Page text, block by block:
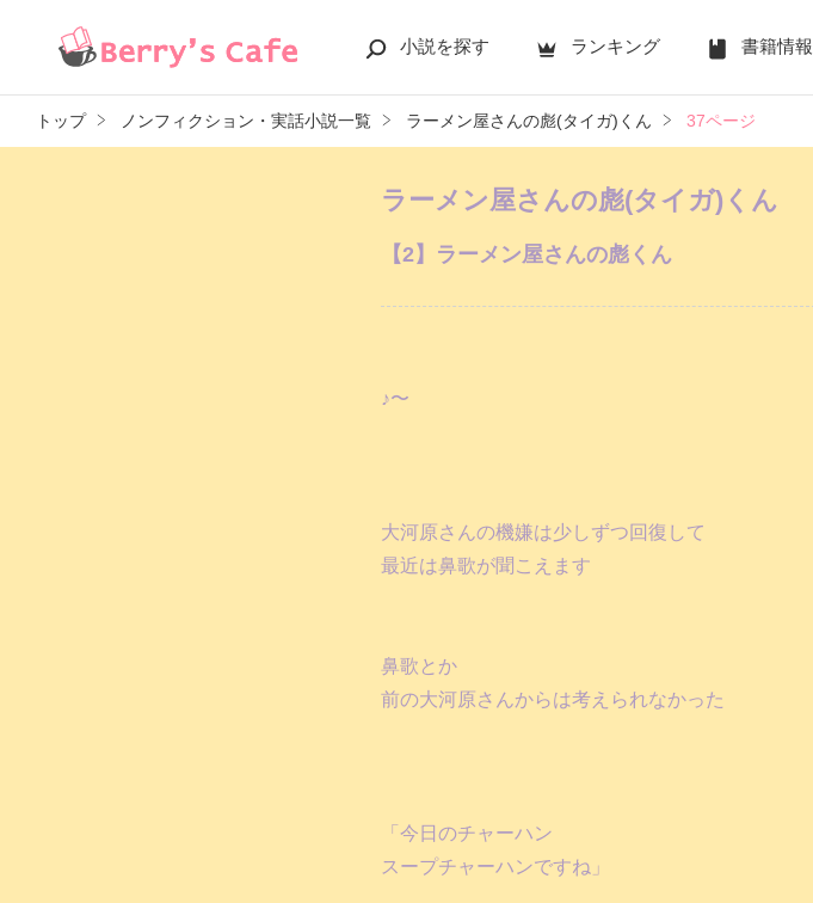
小説を探す ランキング 書籍情報
トップ ノンフィクション・実話小説一覧 ラーメン屋さんの彪(タイガ)くん 37ページ
ラーメン屋さんの彪(タイガ)くん
【2】ラーメン屋さんの彪くん
♪〜
大河原さんの機嫌は少しずつ回復して
最近は鼻歌が聞こえます
鼻歌とか
前の大河原さんからは考えられなかった
「今日のチャーハン
スープチャーハンですね」